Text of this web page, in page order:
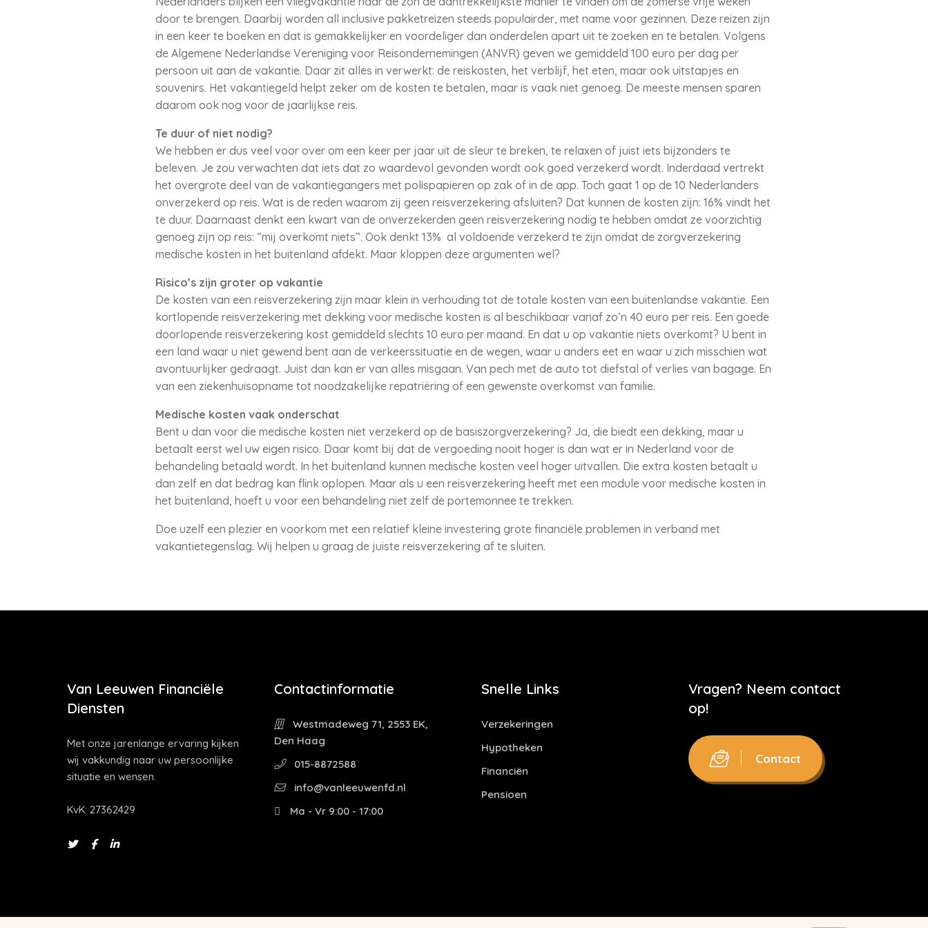
door te brengen. Daarbij worden all inclusive pakketreizen steeds populairder, met name voor gezinnen. Deze reizen zijn
in een keer te boeken en dat is gemakkelijker en voordeliger dan onderdelen apart uit te zoeken en te betalen. Volgens
de Algemene Nederlandse Vereniging voor Reisondernemingen (ANVR) geven we gemiddeld 100 euro per dag per
persoon uit aan de vakantie. Daar zit alles in verwerkt: de reiskosten, het verblijf, het eten, maar ook uitstapjes en
souvenirs. Het vakantiegeld helpt zeker om de kosten te betalen, maar is vaak niet genoeg. De meeste mensen sparen
daarom ook nog voor de jaarlijkse reis.
Te duur of niet nodig?
We hebben er dus veel voor over om een keer per jaar uit de sleur te breken, te relaxen of juist iets bijzonders te
beleven. Je zou verwachten dat iets dat zo waardevol gevonden wordt ook goed verzekerd wordt. Inderdaad vertrekt
het overgrote deel van de vakantiegangers met polispapieren op zak of in de app. Toch gaat 1 op de 10 Nederlanders
onverzekerd op reis. Wat is de reden waarom zij geen reisverzekering afsluiten? Dat kunnen de kosten zijn: 16% vindt het
te duur. Daarnaast denkt een kwart van de onverzekerden geen reisverzekering nodig te hebben omdat ze voorzichtig
genoeg zijn op reis: “mij overkomt niets”. Ook denkt 13% al voldoende verzekerd te zijn omdat de zorgverzekering
medische kosten in het buitenland afdekt. Maar kloppen deze argumenten wel?
Risico’s zijn groter op vakantie
De kosten van een reisverzekering zijn maar klein in verhouding tot de totale kosten van een buitenlandse vakantie. Een
kortlopende reisverzekering met dekking voor medische kosten is al beschikbaar vanaf zo’n 40 euro per reis. Een goede
doorlopende reisverzekering kost gemiddeld slechts 10 euro per maand. En dat u op vakantie niets overkomt? U bent in
een land waar u niet gewend bent aan de verkeerssituatie en de wegen, waar u anders eet en waar u zich misschien wat
avontuurlijker gedraagt. Juist dan kan er van alles misgaan. Van pech met de auto tot diefstal of verlies van bagage. En
van een ziekenhuisopname tot noodzakelijke repatriëring of een gewenste overkomst van familie.
Medische kosten vaak onderschat
Bent u dan voor die medische kosten niet verzekerd op de basiszorgverzekering? Ja, die biedt een dekking, maar u
betaalt eerst wel uw eigen risico. Daar komt bij dat de vergoeding nooit hoger is dan wat er in Nederland voor de
behandeling betaald wordt. In het buitenland kunnen medische kosten veel hoger uitvallen. Die extra kosten betaalt u
dan zelf en dat bedrag kan flink oplopen. Maar als u een reisverzekering heeft met een module voor medische kosten in
het buitenland, hoeft u voor een behandeling niet zelf de portemonnee te trekken.
Doe uzelf een plezier en voorkom met een relatief kleine investering grote financiële problemen in verband met
vakantietegenslag. Wij helpen u graag de juiste reisverzekering af te sluiten.
Van Leeuwen Financiële
Diensten
Met onze jarenlange ervaring kijken
wij vakkundig naar uw persoonlijke
situatie en wensen.
KvK: 27362429
Contactinformatie
Westmadeweg 71, 2553 EK,
Den Haag
015-8872588
info@vanleeuwenfd.nl
Ma - Vr 9:00 - 17:00
Snelle Links
Verzekeringen
Hypotheken
Financiën
Pensioen
Vragen? Neem contact
op!
Contact